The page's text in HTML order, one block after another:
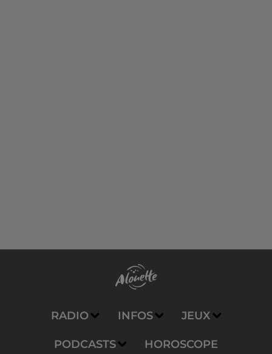
RADIO INFOS JEUX
PODCASTS HOROSCOPE